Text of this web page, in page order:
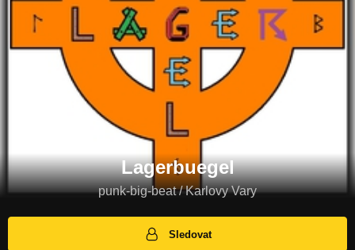
Lagerbuegel
punk-big-beat / Karlovy Vary
Sledovat